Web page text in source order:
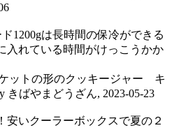
1200gは長時間の保冷ができる
入れている時間がけっこうかか
ットの形のクッキージャー キ
きばやまどうざん, 2023-05-23
安いクーラーボックスで夏の２